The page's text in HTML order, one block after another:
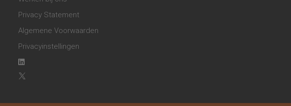
Privacy Statement
Algemene Voorwaarden
Privacyinstellingen